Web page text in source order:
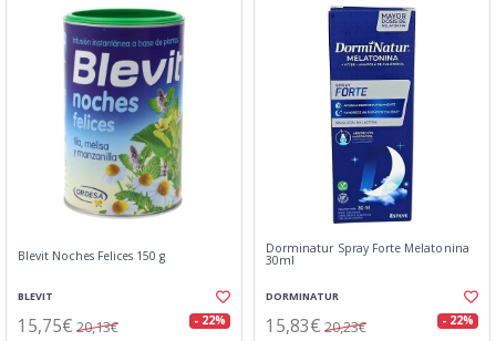
Blevit Noches Felices 150 g
BLEVIT
15,75€ 20,13€ - 22%
Dorminatur Spray Forte Melatonina
30ml
DORMINATUR
15,83€ 20,23€ - 22%